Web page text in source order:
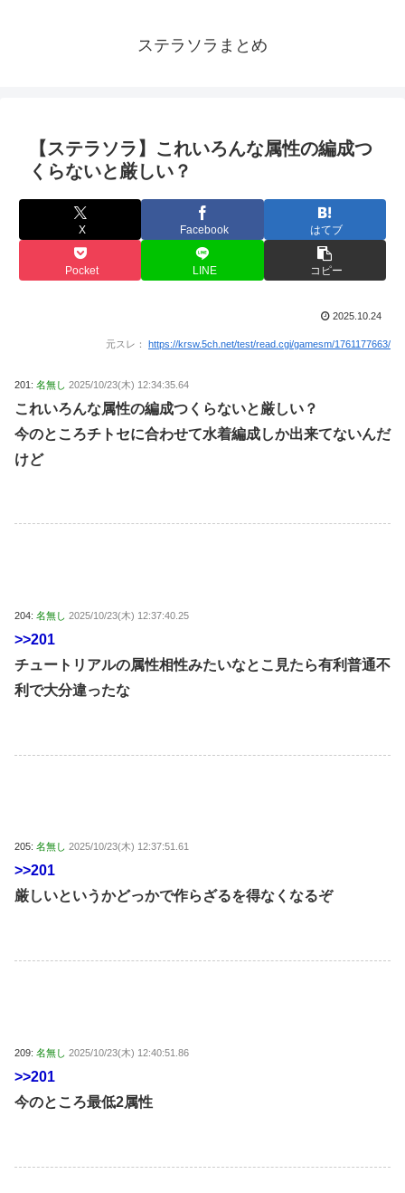
ステラソラまとめ
【ステラソラ】これいろんな属性の編成つ
くらないと厳しい？
X Facebook はてブ
Pocket LINE コピー
2025.10.24
元スレ： https://krsw.5ch.net/test/read.cgi/gamesm/1761177663/
201: 名無し 2025/10/23(木) 12:34:35.64
これいろんな属性の編成つくらないと厳しい？
今のところチトセに合わせて水着編成しか出来てないんだ
けど
204: 名無し 2025/10/23(木) 12:37:40.25
>>201
チュートリアルの属性相性みたいなとこ見たら有利普通不
利で大分違ったな
205: 名無し 2025/10/23(木) 12:37:51.61
>>201
厳しいというかどっかで作らざるを得なくなるぞ
209: 名無し 2025/10/23(木) 12:40:51.86
>>201
今のところ最低2属性